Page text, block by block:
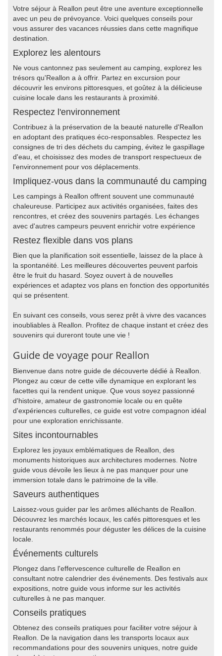
Votre séjour à Reallon peut être une aventure exceptionnelle
avec un peu de prévoyance. Voici quelques conseils pour
vous assurer des vacances réussies dans cette magnifique
destination.
Explorez les alentours
Ne vous cantonnez pas seulement au camping, explorez les
trésors qu'Reallon a à offrir. Partez en excursion pour
découvrir les environs pittoresques, et goûtez à la délicieuse
cuisine locale dans les restaurants à proximité.
Respectez l'environnement
Contribuez à la préservation de la beauté naturelle d'Reallon
en adoptant des pratiques éco-responsables. Respectez les
consignes de tri des déchets du camping, évitez le gaspillage
d'eau, et choisissez des modes de transport respectueux de
l'environnement pour vos déplacements.
Impliquez-vous dans la communauté du camping
Les campings à Reallon offrent souvent une communauté
chaleureuse. Participez aux activités organisées, faites des
rencontres, et créez des souvenirs partagés. Les échanges
avec d'autres campeurs peuvent enrichir votre expérience
Restez flexible dans vos plans
Bien que la planification soit essentielle, laissez de la place à
la spontanéité. Les meilleures découvertes peuvent parfois
être le fruit du hasard. Soyez ouvert à de nouvelles
expériences et adaptez vos plans en fonction des opportunités
qui se présentent.
En suivant ces conseils, vous serez prêt à vivre des vacances
inoubliables à Reallon. Profitez de chaque instant et créez des
souvenirs qui dureront toute une vie !
Guide de voyage pour Reallon
Bienvenue dans notre guide de découverte dédié à Reallon.
Plongez au cœur de cette ville dynamique en explorant les
facettes qui la rendent unique. Que vous soyez passionné
d'histoire, amateur de gastronomie locale ou en quête
d'expériences culturelles, ce guide est votre compagnon idéal
pour une exploration enrichissante.
Sites incontournables
Explorez les joyaux emblématiques de Reallon, des
monuments historiques aux architectures modernes. Notre
guide vous dévoile les lieux à ne pas manquer pour une
immersion totale dans le patrimoine de la ville.
Saveurs authentiques
Laissez-vous guider par les arômes alléchants de Reallon.
Découvrez les marchés locaux, les cafés pittoresques et les
restaurants renommés pour déguster les délices de la cuisine
locale.
Événements culturels
Plongez dans l'effervescence culturelle de Reallon en
consultant notre calendrier des événements. Des festivals aux
expositions, notre guide vous informe sur les activités
culturelles à ne pas manquer.
Conseils pratiques
Obtenez des conseils pratiques pour faciliter votre séjour à
Reallon. De la navigation dans les transports locaux aux
recommandations pour des souvenirs uniques, notre guide